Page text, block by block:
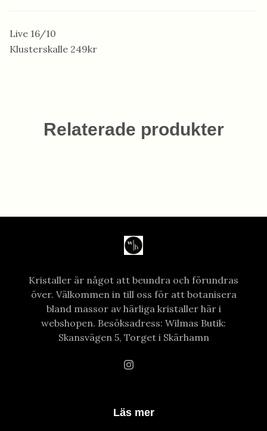
Live 16/10
Klusterskalle 249kr
Relaterade produkter
Kristaller är något att beundra och förundras
över. Välkommen in till oss för att botanisera
bland massor av härliga kristaller här i
webshopen. Besöksadress: Wilmas Butik:
Skansvägen 5, Torget i Skärhamn
Läs mer